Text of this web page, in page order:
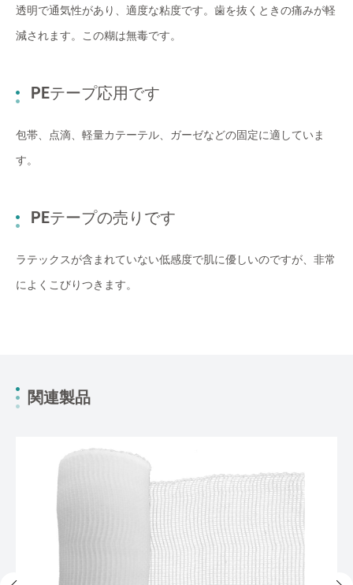
透明で通気性があり、適度な粘度です。歯を抜くときの痛みが軽
減されます。この糊は無毒です。
PEテープ応用です
包帯、点滴、軽量カテーテル、ガーゼなどの固定に適していま
す。
PEテープの売りです
ラテックスが含まれていない低感度で肌に優しいのですが、非常
によくこびりつきます。
関連製品